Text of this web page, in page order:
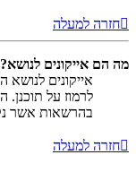
חזרה למעלה
מה הם אייקונים לנושא?
אייקונים
לרמוז על
בהרשאות אשר
חזרה למעלה